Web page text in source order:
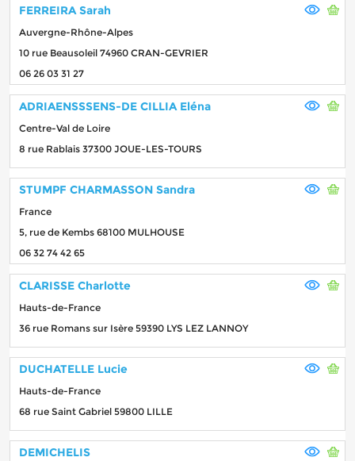
FERREIRA Sarah
Auvergne-Rhône-Alpes
10 rue Beausoleil 74960 CRAN-GEVRIER
06 26 03 31 27
ADRIAENSSSENS-DE CILLIA Eléna
Centre-Val de Loire
8 rue Rablais 37300 JOUE-LES-TOURS
STUMPF CHARMASSON Sandra
France
5, rue de Kembs 68100 MULHOUSE
06 32 74 42 65
CLARISSE Charlotte
Hauts-de-France
36 rue Romans sur Isère 59390 LYS LEZ LANNOY
DUCHATELLE Lucie
Hauts-de-France
68 rue Saint Gabriel 59800 LILLE
DEMICHELIS